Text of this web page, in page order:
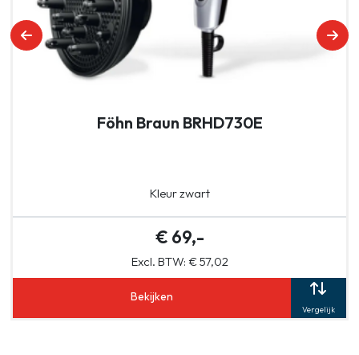
Föhn Braun BRHD730E
Kleur zwart
€ 69,-
Excl. BTW: € 57,02
Bekijken
Vergelijk